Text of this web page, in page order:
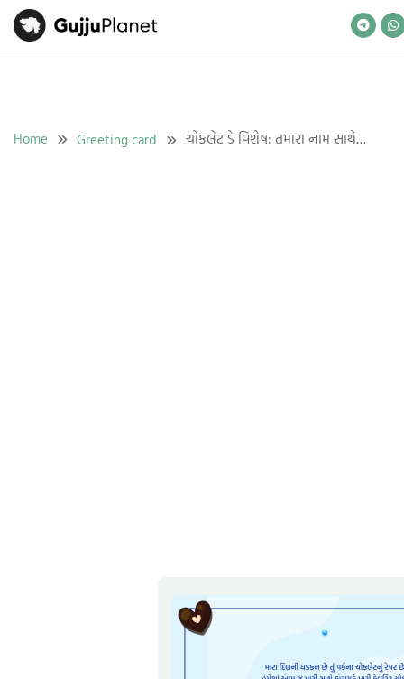
Skip
Home Greeting card
ચોકલેટ ડે વિશેષ: તમારા નામ સાથે